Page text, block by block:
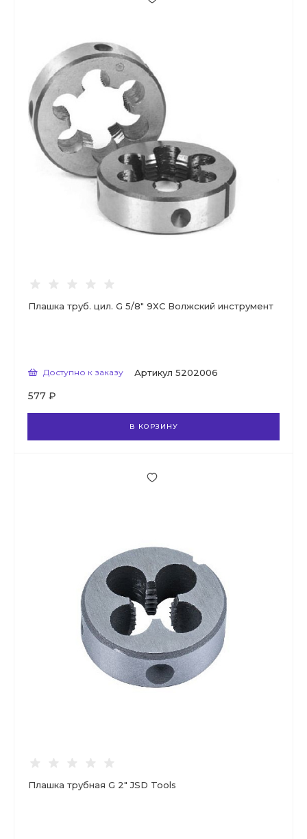
Плашка труб. цил. G 5/8" 9ХС Волжский инструмент
Доступно к заказу Артикул 5202006
577 ₽
В КОРЗИНУ
Плашка трубная G 2" JSD Tools